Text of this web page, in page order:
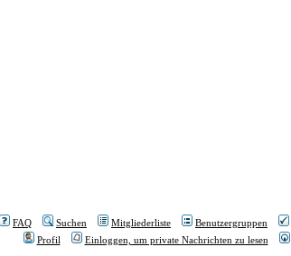
FAQ Suchen Mitgliederliste Benutzergruppen
Profil
Einloggen, um private Nachrichten zu lesen